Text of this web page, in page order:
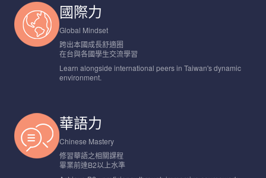
國際力
Global Mindset
跨出本國成長舒適圈
在台與各國學生交流學習
Learn alongside international peers in Taiwan's dynamic
environment.
華語力
Chinese Mastery
修習華語之相關課程
畢業前達B2以上水準